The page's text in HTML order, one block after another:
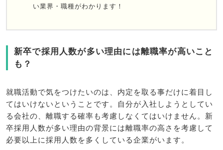
い業界・職種がわかります！
新卒で採用人数が多い理由には離職率が高いこと
も？
就職活動で気をつけたいのは、内定を取る事だけに着目し
てはいけないということです。自分が入社しようとしてい
る会社の、離職する確率も考慮しなくてはいけません。新
卒採用人数が多い理由の背景には離職率の高さを考慮して
必要以上に採用人数を多くしている企業がいます。